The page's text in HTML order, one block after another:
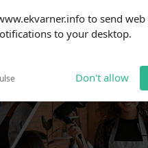
to send web
to your desktop.
Don't allow
prompts, click